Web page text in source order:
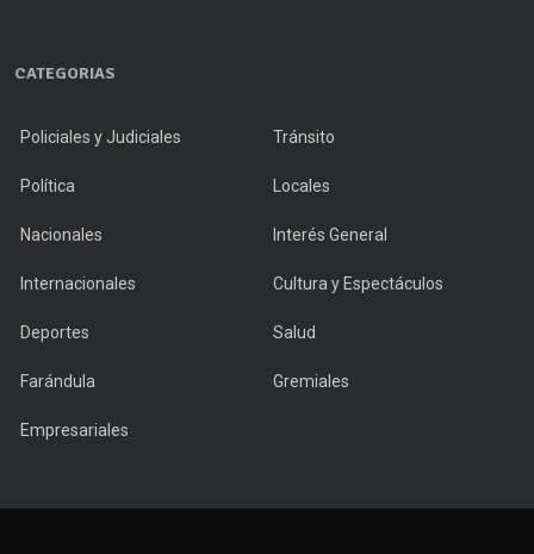
CATEGORIAS
Policiales y Judiciales Tránsito
Política Locales
Nacionales Interés General
Internacionales Cultura y Espectáculos
Deportes Salud
Farándula Gremiales
Empresariales